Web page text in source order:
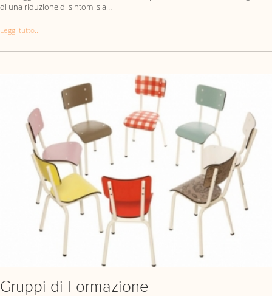
di una riduzione di sintomi sia…
Leggi tutto...
Gruppi di Formazione